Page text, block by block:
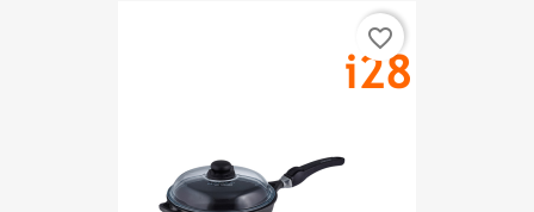
favorite_border